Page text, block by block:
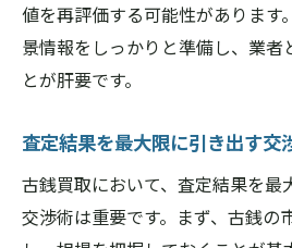
値を再評価する可能性があります
景情報をしっかりと準備し、業者
とが肝要です。
査定結果を最大限に引き出す交
古銭買取において、査定結果を最
交渉術は重要です。まず、古銭の